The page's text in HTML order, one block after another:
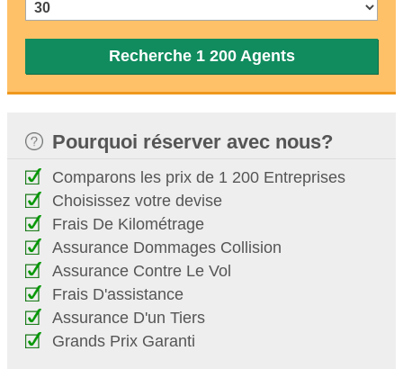
Recherche 1 200 Agents
Pourquoi réserver avec nous?
Comparons les prix de 1 200 Entreprises
Choisissez votre devise
Frais De Kilométrage
Assurance Dommages Collision
Assurance Contre Le Vol
Frais D'assistance
Assurance D'un Tiers
Grands Prix Garanti